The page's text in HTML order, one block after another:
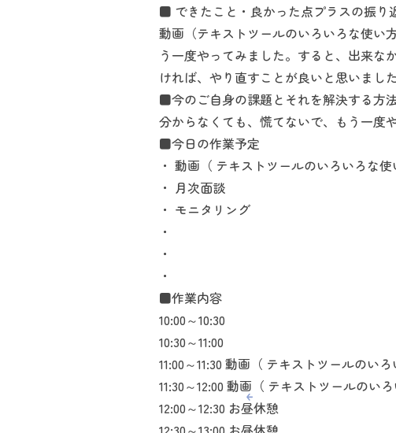
■ できたこと・良かった点プラスの振り
動画（テキストツールのいろいろな使い
う一度やってみました。すると、出来な
ければ、やり直すことが良いと思いました
■今のご自身の課題とそれを解決する方
分からなくても、慌てないで、もう一度
■今日の作業予定
・ 動画（ テキストツールのいろいろな
・ 月次面談
・ モニタリング
・
・
・
■作業内容
10:00～10:30
10:30～11:00
11:00～11:30 動画（ テキストツールのい
11:30～12:00 動画（ テキストツールのい
12:00～12:30 お昼休憩